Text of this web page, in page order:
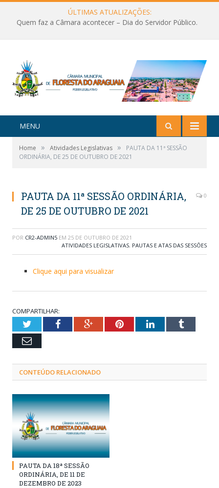
ÚLTIMAS ATUALIZAÇÕES:
Quem faz a Câmara acontecer – Dia do Servidor Público.
MENU
Home » Atividades Legislativas »
PAUTA DA 11ª SESSÃO
ORDINÁRIA, DE 25 DE OUTUBRO DE 2021
PAUTA DA 11ª SESSÃO ORDINÁRIA,
DE 25 DE OUTUBRO DE 2021
0
POR CR2-ADMIN5 EM 25 DE OUTUBRO DE 2021
ATIVIDADES LEGISLATIVAS, PAUTAS E ATAS DAS SESSÕES
Clique aqui para visualizar
COMPARTILHAR:
TwitterFacebookGoogle+PinterestLinkedInTumblr
Email
CONTEÚDO RELACIONADO
PAUTA DA 18ª SESSÃO
ORDINÁRIA, DE 11 DE
DEZEMBRO DE 2023